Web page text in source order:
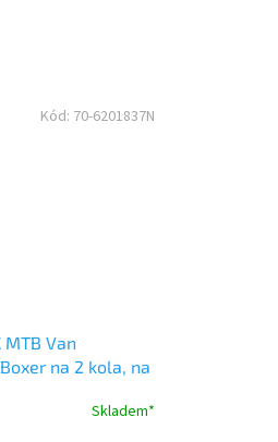
MTB Van
na 2 kola, na
Skladem*
Kód: 70-6201837N